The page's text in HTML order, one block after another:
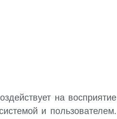
на восприятие
и пользователем.